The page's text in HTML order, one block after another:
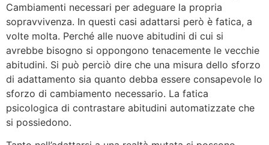
Cambiamenti necessari per adeguare la propria
sopravvivenza. In questi casi adattarsi però è fatica, a
volte molta. Perché alle nuove abitudini di cui si
avrebbe bisogno si oppongono tenacemente le vecchie
abitudini. Si può perciò dire che una misura dello sforzo
di adattamento sia quanto debba essere consapevole lo
sforzo di cambiamento necessario. La fatica
psicologica di contrastare abitudini automatizzate che
si possiedono.